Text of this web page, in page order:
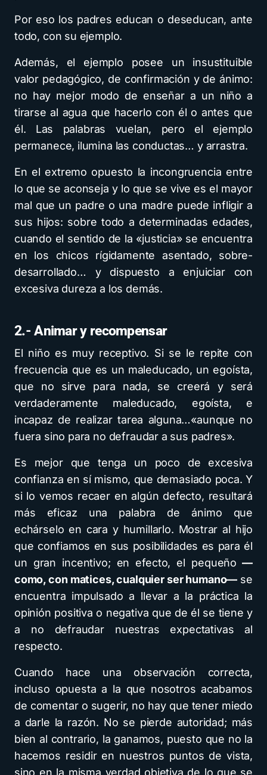
Por eso los padres educan o deseducan, ante
todo, con su ejemplo.
Además, el ejemplo posee un insustituible
valor pedagógico, de confirmación y de ánimo:
no hay mejor modo de enseñar a un niño a
tirarse al agua que hacerlo con él o antes que
él. Las palabras vuelan, pero el ejemplo
permanece, ilumina las conductas… y arrastra.
En el extremo opuesto la incongruencia entre
lo que se aconseja y lo que se vive es el mayor
mal que un padre o una madre puede infligir a
sus hijos: sobre todo a determinadas edades,
cuando el sentido de la «justicia» se encuentra
en los chicos rígidamente asentado, sobre-
desarrollado… y dispuesto a enjuiciar con
excesiva dureza a los demás.
2.- Animar y recompensar
El niño es muy receptivo. Si se le repite con
frecuencia que es un maleducado, un egoísta,
que no sirve para nada, se creerá y será
verdaderamente maleducado, egoísta, e
incapaz de realizar tarea alguna…«aunque no
fuera sino para no defraudar a sus padres».
Es mejor que tenga un poco de excesiva
confianza en sí mismo, que demasiado poca. Y
si lo vemos recaer en algún defecto, resultará
más eficaz una palabra de ánimo que
echárselo en cara y humillarlo. Mostrar al hijo
que confiamos en sus posibilidades es para él
un gran incentivo; en efecto, el pequeño —
como, con matices, cualquier ser humano— se
encuentra impulsado a llevar a la práctica la
opinión positiva o negativa que de él se tiene y
a no defraudar nuestras expectativas al
respecto.
Cuando hace una observación correcta,
incluso opuesta a la que nosotros acabamos
de comentar o sugerir, no hay que tener miedo
a darle la razón. No se pierde autoridad; más
bien al contrario, la ganamos, puesto que no la
hacemos residir en nuestros puntos de vista,
sino en la misma verdad objetiva de lo que se